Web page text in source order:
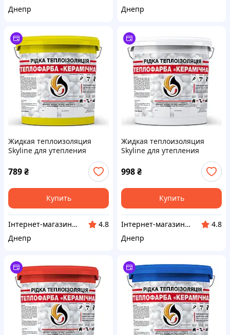
Днепр
Днепр
Жидкая теплоизоляция
Skyline для утепления
Теплокраска Желтый 3 л
789₴
Купить
Інтернет-магазин "Winner"
4.8
Днепр
Жидкая теплоизоляция
Skyline для утепления
Теплокраска Белый 3 л
998₴
Купить
Інтернет-магазин "Winner"
4.8
Днепр